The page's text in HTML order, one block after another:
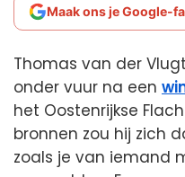
Maak ons je Google-
Thomas van der
onder vuur na een
het Oostenrijkse
bronnen zou hij zich
zoals je van iemand